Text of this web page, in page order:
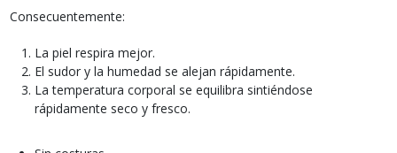
Consecuentemente:
La piel respira mejor.
El sudor y la humedad se alejan rápidamente.
La temperatura corporal se equilibra sintiéndose
rápidamente seco y fresco.